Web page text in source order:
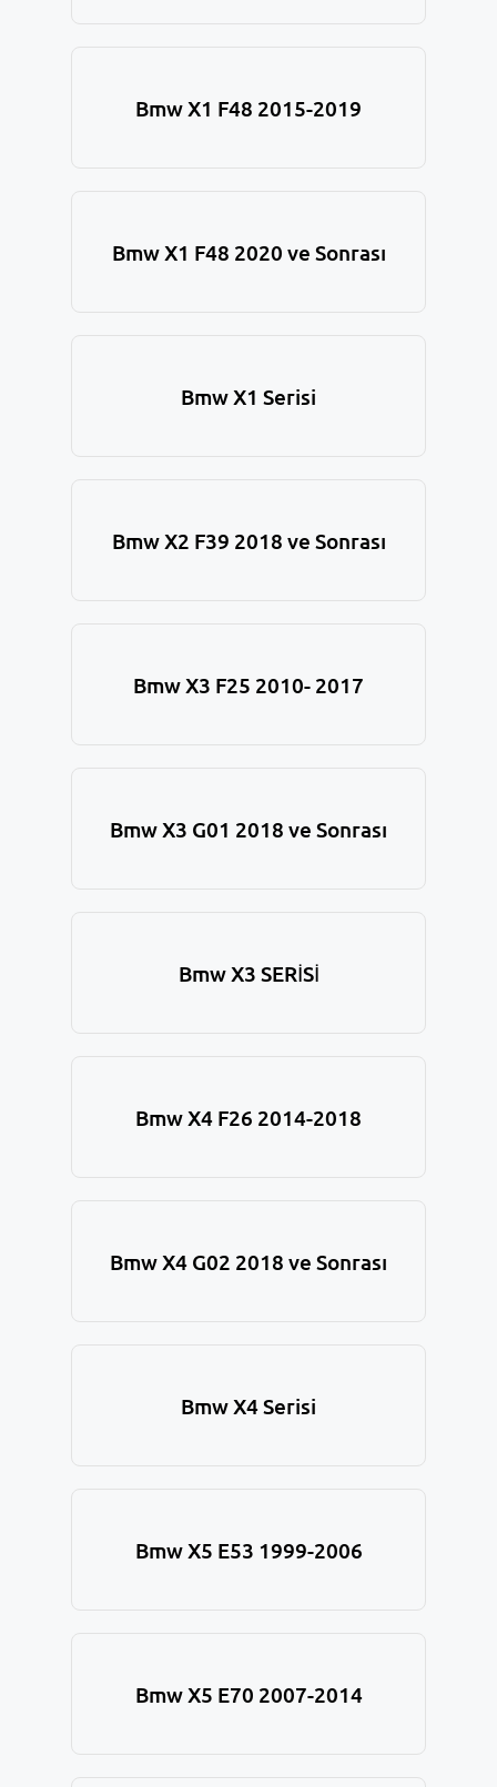
Bmw X1 F48 2015-2019
Bmw X1 F48 2020 ve Sonrası
Bmw X1 Serisi
Bmw X2 F39 2018 ve Sonrası
Bmw X3 F25 2010- 2017
Bmw X3 G01 2018 ve Sonrası
Bmw X3 SERİSİ
Bmw X4 F26 2014-2018
Bmw X4 G02 2018 ve Sonrası
Bmw X4 Serisi
Bmw X5 E53 1999-2006
Bmw X5 E70 2007-2014